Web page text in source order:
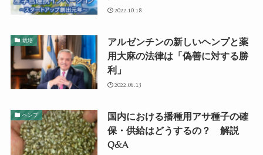
2022.10.18
栽培
アルゼンチンの新しいヘンプと薬
用大麻の法律は「偽善に対する勝
利」
2022.06.13
ヘンプ
国内における播種用アサ種子の確
保・供給はどうするの？ 解説
Q&A